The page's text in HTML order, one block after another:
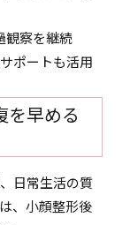
観察を継続
ポートも活用
早める
日常生活の質
、小顔整形後